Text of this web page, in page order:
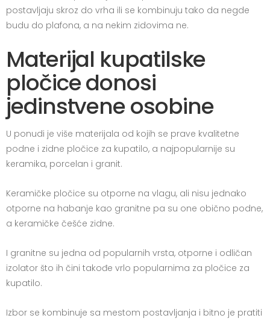
postavljaju skroz do vrha ili se kombinuju tako da negde
budu do plafona, a na nekim zidovima ne.
Materijal kupatilske
pločice donosi
jedinstvene osobine
U ponudi je više materijala od kojih se prave kvalitetne
podne i zidne pločice za kupatilo, a najpopularnije su
keramika, porcelan i granit.
Keramičke pločice su otporne na vlagu, ali nisu jednako
otporne na habanje kao granitne pa su one obično podne,
a keramičke češće zidne.
I granitne su jedna od popularnih vrsta, otporne i odličan
izolator što ih čini takođe vrlo popularnima za pločice za
kupatilo.
Izbor se kombinuje sa mestom postavljanja i bitno je pratiti